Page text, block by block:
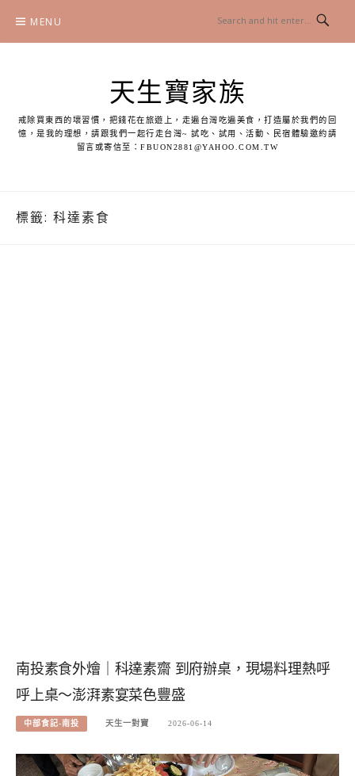
content
MENU
天生寶家族
戒除買東西的壞習慣，把錢花在旅遊上，走遍台灣吃遍美食，打造屬於我們的回
憶，是我的理想，請跟我們一起行走台灣~ 試吃、試用、活動、民宿體驗邀約請
留言或寄信至：FBUON2881@YAHOO.COM.TW
標籤: 科達素食
南投素食外燴｜科達素齋 到府辦桌，現場料理熱呼
呼上桌～澎湃素宴菜色豐盛
中部食記-南投 天生一對寶 2026-06-14